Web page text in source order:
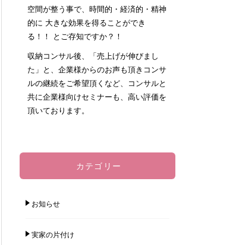
空間が整う事で、時間的・経済的・精神
的に 大きな効果を得ることができ
る！！ とご存知ですか？！
収納コンサル後、「売上げが伸びまし
た」と、企業様からのお声も頂きコンサ
ルの継続をご希望頂くなど、コンサルと
共に企業様向けセミナーも、高い評価を
頂いております。
カテゴリー
お知らせ
実家の片付け